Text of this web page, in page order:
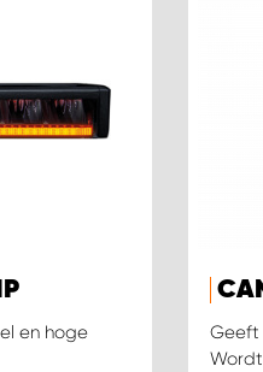
en hoge
Geeft